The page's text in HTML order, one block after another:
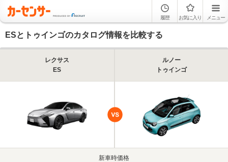
履歴 お気に入り メニュー
ESとトゥインゴのカタログ情報を比較する
レクサス
ES
ルノー
トゥインゴ
新車時価格